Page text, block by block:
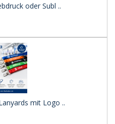
oder Subl ..
mit Logo ..